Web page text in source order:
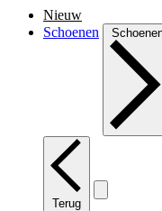
Nieuw
Schoenen
Terug